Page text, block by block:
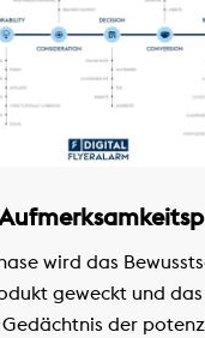
wird das
geweckt und
der